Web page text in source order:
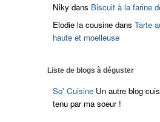
Niky dans Biscuit à la farine
Elodie la cousine dansTarte
haute et moelleuse
Liste de blogs à déguster
So' Cuisine Un autre blog
tenu par ma soeur !